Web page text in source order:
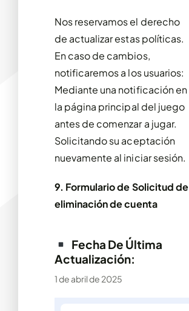
Nos reservamos el derecho
de actualizar estas políticas.
En caso de cambios,
notificaremos a los usuarios:
Mediante una notificación en
la página principal del juego
antes de comenzar a jugar.
Solicitando su aceptación
nuevamente al iniciar sesión.
9. Formulario de Solicitud de
eliminación de cuenta
Fecha De Última
Actualización:
1 de abril de 2025